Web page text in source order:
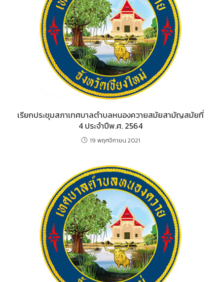
เรียกประชุมสภาเทศบาลตำบลหนองควายสมัยสามัญสมัยที่
4 ประจำปีพ.ศ. 2564
19 พฤศจิกายน 2021